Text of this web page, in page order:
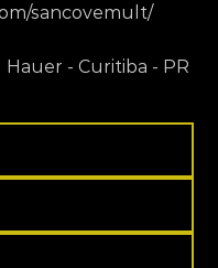
sancovemult/
Hauer - Curitiba - PR